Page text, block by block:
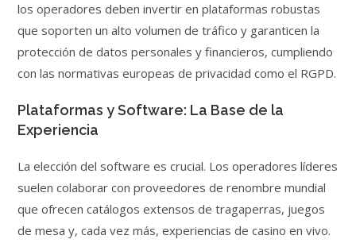
los operadores deben invertir en plataformas robustas
que soporten un alto volumen de tráfico y garanticen la
protección de datos personales y financieros, cumpliendo
con las normativas europeas de privacidad como el RGPD.
Plataformas y Software: La Base de la
Experiencia
La elección del software es crucial. Los operadores líderes
suelen colaborar con proveedores de renombre mundial
que ofrecen catálogos extensos de tragaperras, juegos
de mesa y, cada vez más, experiencias de casino en vivo.